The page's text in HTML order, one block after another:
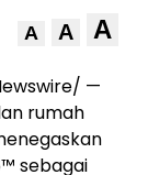
A A A
—
rumah
sebagai